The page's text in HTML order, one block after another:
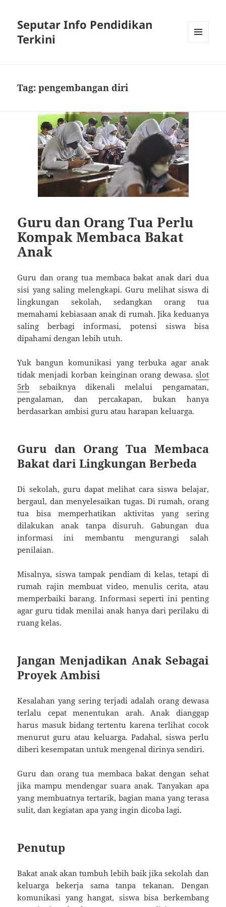
Seputar Info Pendidikan
Terkini
Tag:pengembangan diri
Guru dan Orang Tua Perlu
Kompak Membaca Bakat
Anak
Guru dan orang tua membaca bakat anak dari dua
sisi yang saling melengkapi. Guru melihat siswa di
lingkungan sekolah, sedangkan orang tua
memahami kebiasaan anak di rumah. Jika keduanya
saling berbagi informasi, potensi siswa bisa
dipahami dengan lebih utuh.
Yuk bangun komunikasi yang terbuka agar anak
tidak menjadi korban keinginan orang dewasa. slot
5rb sebaiknya dikenali melalui pengamatan,
pengalaman, dan percakapan, bukan hanya
berdasarkan ambisi guru atau harapan keluarga.
Guru dan Orang Tua Membaca
Bakat dari Lingkungan Berbeda
Di sekolah, guru dapat melihat cara siswa belajar,
bergaul, dan menyelesaikan tugas. Di rumah, orang
tua bisa memperhatikan aktivitas yang sering
dilakukan anak tanpa disuruh. Gabungan dua
informasi ini membantu mengurangi salah
penilaian.
Misalnya, siswa tampak pendiam di kelas, tetapi di
rumah rajin membuat video, menulis cerita, atau
memperbaiki barang. Informasi seperti ini penting
agar guru tidak menilai anak hanya dari perilaku di
ruang kelas.
Jangan Menjadikan Anak Sebagai
Proyek Ambisi
Kesalahan yang sering terjadi adalah orang dewasa
terlalu cepat menentukan arah. Anak dianggap
harus masuk bidang tertentu karena terlihat cocok
menurut guru atau keluarga. Padahal, siswa perlu
diberi kesempatan untuk mengenal dirinya sendiri.
Guru dan orang tua membaca bakat dengan sehat
jika mampu mendengar suara anak. Tanyakan apa
yang membuatnya tertarik, bagian mana yang terasa
sulit, dan kegiatan apa yang ingin dicoba lagi.
Penutup
Bakat anak akan tumbuh lebih baik jika sekolah dan
keluarga bekerja sama tanpa tekanan. Dengan
komunikasi yang hangat, siswa bisa berkembang